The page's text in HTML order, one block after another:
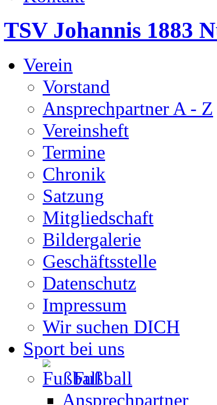
TSV Johannis 1883
Verein
Vorstand
Ansprechpartner A - Z
Vereinsheft
Termine
Chronik
Satzung
Mitgliedschaft
Bildergalerie
Geschäftsstelle
Datenschutz
Impressum
Wir suchen DICH
Sport bei uns
Fußball
Ansprechpartner